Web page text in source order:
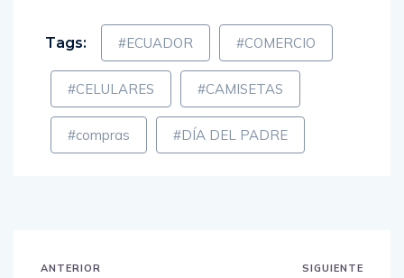
Tags: #ECUADOR #COMERCIO
#CELULARES #CAMISETAS
#compras #DÍA DEL PADRE
ANTERIOR SIGUIENTE